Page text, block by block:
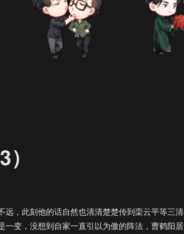
，此刻他的话自然也清清楚楚传到栾云平等三清
一变，没想到自家一直引以为傲的阵法，曹鹤阳居